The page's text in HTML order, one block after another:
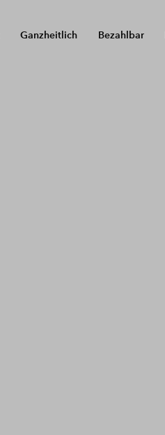
Ganzheitlich Bezahlbar